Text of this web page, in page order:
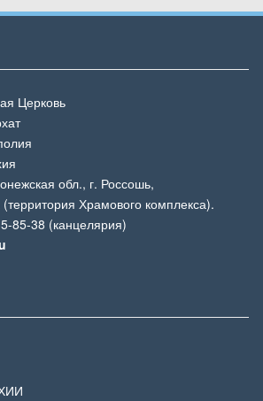
Церковь
обл., г. Россошь,
Храмового комплекса).
85-38 (канцелярия)